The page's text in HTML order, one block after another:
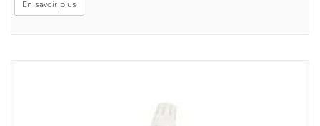
En savoir plus